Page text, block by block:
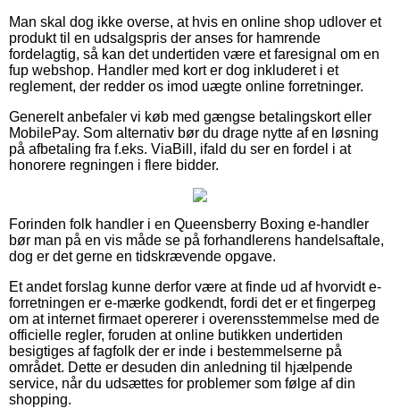
Man skal dog ikke overse, at hvis en online shop udlover et
produkt til en udsalgspris der anses for hamrende
fordelagtig, så kan det undertiden være et faresignal om en
fup webshop. Handler med kort er dog inkluderet i et
reglement, der redder os imod uægte online forretninger.
Generelt anbefaler vi køb med gængse betalingskort eller
MobilePay. Som alternativ bør du drage nytte af en løsning
på afbetaling fra f.eks. ViaBill, ifald du ser en fordel i at
honorere regningen i flere bidder.
Forinden folk handler i en Queensberry Boxing e-handler
bør man på en vis måde se på forhandlerens handelsaftale,
dog er det gerne en tidskrævende opgave.
Et andet forslag kunne derfor være at finde ud af hvorvidt e-
forretningen er e-mærke godkendt, fordi det er et fingerpeg
om at internet firmaet opererer i overensstemmelse med de
officielle regler, foruden at online butikken undertiden
besigtiges af fagfolk der er inde i bestemmelserne på
området. Dette er desuden din anledning til hjælpende
service, når du udsættes for problemer som følge af din
shopping.